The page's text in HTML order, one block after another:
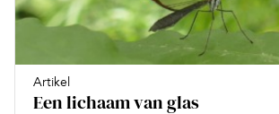
Artikel
Een lichaam van glas